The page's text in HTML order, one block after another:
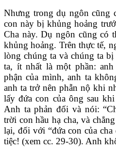
Nhưng trong dụ ngôn cũng
con này bị khủng hoảng
Cha này. Dụ ngôn cũng có
khủng hoảng. Trên thực tế,
lòng chúng ta và chúng ta
ta, ít nhất là một phần:
phận của mình, anh ta
anh ta trở nên phẫn nộ khi
lấy đứa con của ông sau
Anh ta phản đối và nói:
trời con hầu hạ cha, và
lại, đối với “đứa con của
tiệc! (xem cc. 29-30). Anh